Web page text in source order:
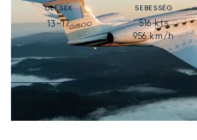
ÜLÉSEK
13-17
SEBESSÉG
516kts
956km/h